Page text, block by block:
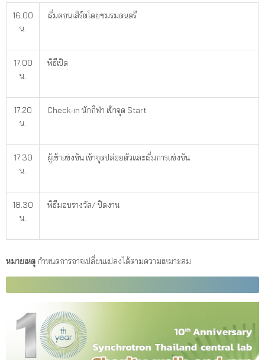
16.00
น.
เริ่มคอนเสิร์ตโดยชมรมดนตรี
17.00
น.
พิธีเปิด
17.20
น.
Check-in นักกีฬา เข้าจุด Start
17.30
น.
ผู้เข้าแข่งขัน เข้าจุดปล่อยตัวและเริ่มการแข่งขัน
18.30
น.
พิธีมอบรางวัล/ ปิดงาน
หมายเหตุ กำหนดการอาจเปลี่ยนแปลงได้ตามความเหมาะสม